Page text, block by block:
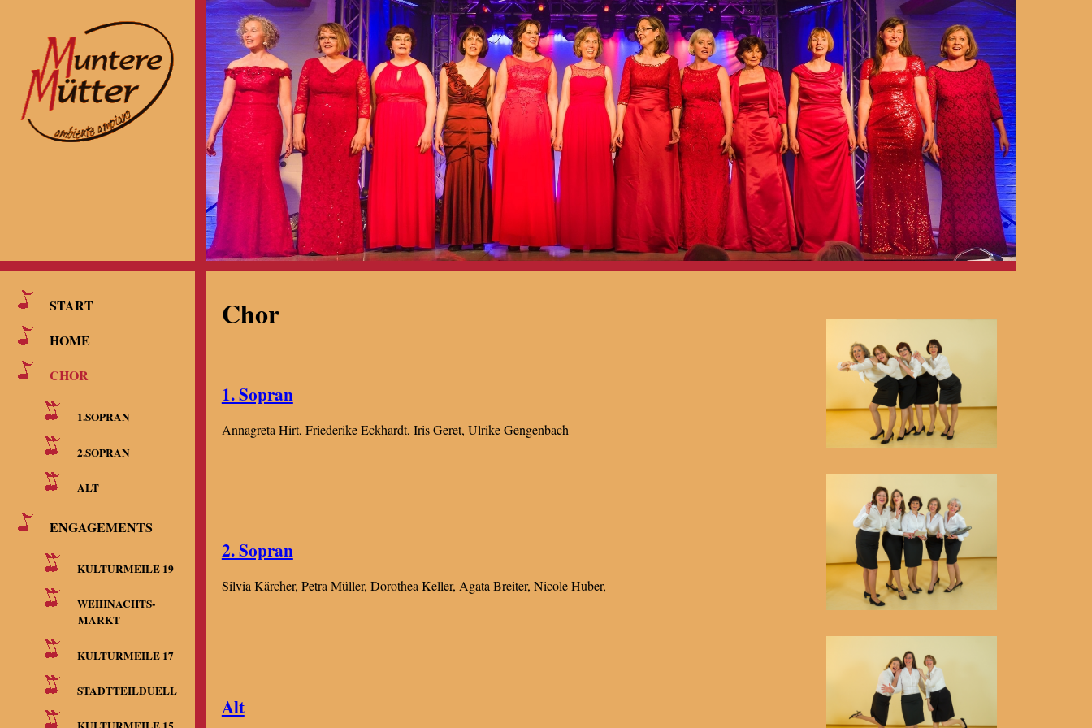
START
HOME
CHOR
1.SOPRAN
2.SOPRAN
ALT
ENGAGEMENTS
KULTURMEILE 19
WEIHNACHTS-
MARKT
KULTURMEILE 17
STADTTEILDUELL
Chor
1. Sopran
Annagreta Hirt, Friederike Eckhardt, Iris Geret, Ulrike Gengenbach
2. Sopran
Silvia Kärcher, Petra Müller, Dorothea Keller, Agata Breiter, Nicole Huber,
Alt